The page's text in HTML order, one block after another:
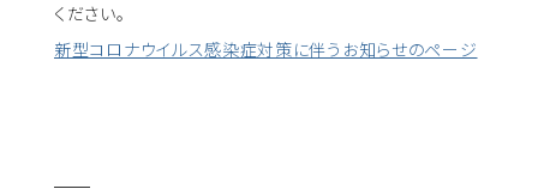
ください。
新型コロナウイルス感染症対策に伴うお知らせのページ